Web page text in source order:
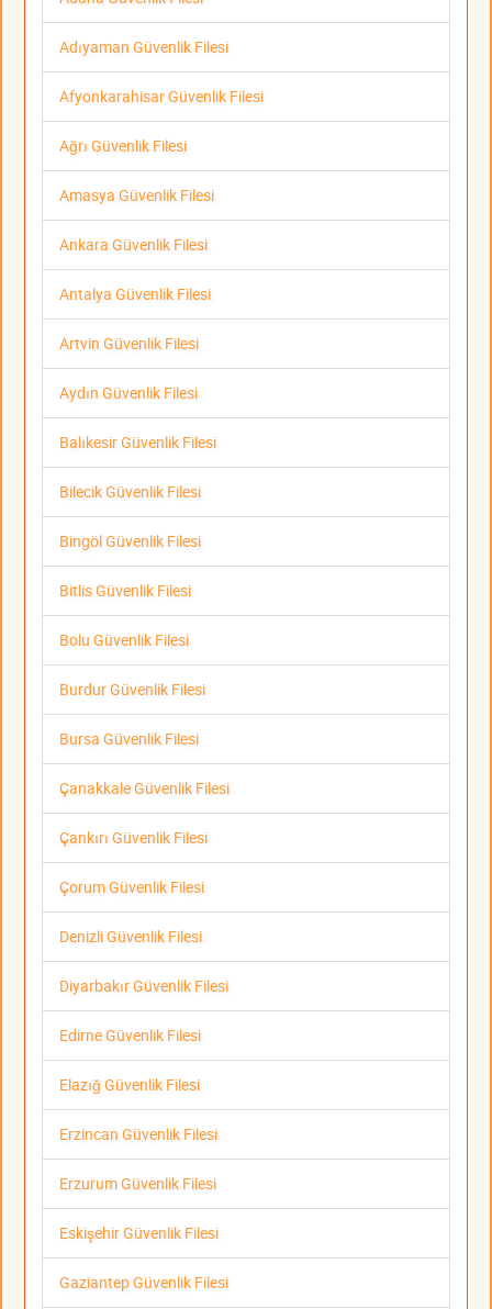
Adıyaman Güvenlik Filesi
Afyonkarahisar Güvenlik Filesi
Ağrı Güvenlik Filesi
Amasya Güvenlik Filesi
Ankara Güvenlik Filesi
Antalya Güvenlik Filesi
Artvin Güvenlik Filesi
Aydın Güvenlik Filesi
Balıkesir Güvenlik Filesi
Bilecik Güvenlik Filesi
Bingöl Güvenlik Filesi
Bitlis Güvenlik Filesi
Bolu Güvenlik Filesi
Burdur Güvenlik Filesi
Bursa Güvenlik Filesi
Çanakkale Güvenlik Filesi
Çankırı Güvenlik Filesi
Çorum Güvenlik Filesi
Denizli Güvenlik Filesi
Diyarbakır Güvenlik Filesi
Edirne Güvenlik Filesi
Elazığ Güvenlik Filesi
Erzincan Güvenlik Filesi
Erzurum Güvenlik Filesi
Eskişehir Güvenlik Filesi
Gaziantep Güvenlik Filesi